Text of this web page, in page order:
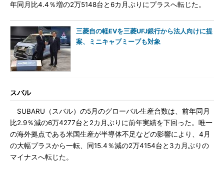
年同月比4.4％増の2万5148台と6カ月ぶりにプラスへ転じた。
三菱自の軽EVを三菱UFJ銀行から法人向けに提
案、ミニキャブミーブも対象
スバル
SUBARU（スバル）の5月のグローバル生産台数は、前年同月
比2.9％減の6万4277台と2カ月ぶりに前年実績を下回った。唯一
の海外拠点である米国生産が半導体不足などの影響により、4月
の大幅プラスから一転、同15.4％減の2万4154台と3カ月ぶりの
マイナスへ転じた。